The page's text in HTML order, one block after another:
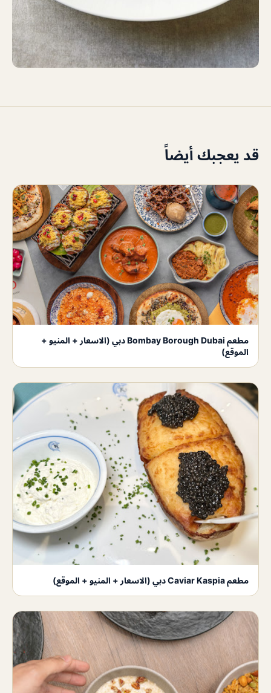
قد يعجبك أيضاً
مطعم Bombay Borough Dubai دبي (الاسعار + المنيو +
الموقع)
مطعم Caviar Kaspia دبي (الاسعار + المنيو + الموقع)